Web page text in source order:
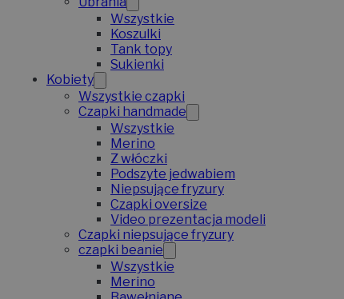
Wszystkie
Koszulki
Tank topy
Sukienki
Kobiety
Wszystkie czapki
Czapki handmade
Wszystkie
Merino
Z włóczki
Podszyte jedwabiem
Niepsujące fryzury
Czapki oversize
Video prezentacja modeli
Czapki niepsujące fryzury
czapki beanie
Wszystkie
Merino